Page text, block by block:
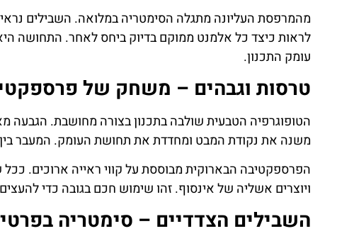
מהמרפסת העליונה מתגלה הסימטריה במלואה. השבילים
לראות כיצד כל אלמנט ממוקם בדיוק ביחס לאחר. התחושה
עומק התכנון.
טרסות וגבהים – משחק של
הטופוגרפיה הטבעית שולבה בתכנון בצורה מחושבת. הגבעה
משנה את נקודת המבט ומחדדת את תחושת העומק. המעבר בין
הפרספקטיבה הבארוקית מבוססת על קווי ראייה ארוכים.
ויוצרים אשליה של אינסוף. זהו שימוש חכם בגובה כדי
השבילים הצדדיים – סימטריה